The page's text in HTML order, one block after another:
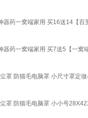
药一窝端家用 买16送14【百
药一窝端家用 买7送5【一窝端
罩 防猫毛电脑罩 小尺寸罩定
罩 防猫毛电脑罩 小小号